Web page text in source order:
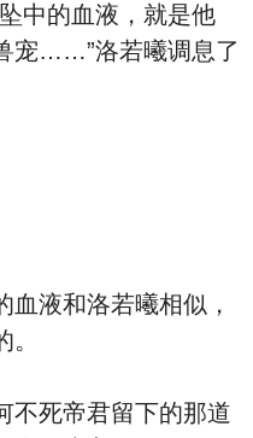
中的血液，就是他
宠……”洛若曦调息了
液和洛若曦相似，
死帝君留下的那道